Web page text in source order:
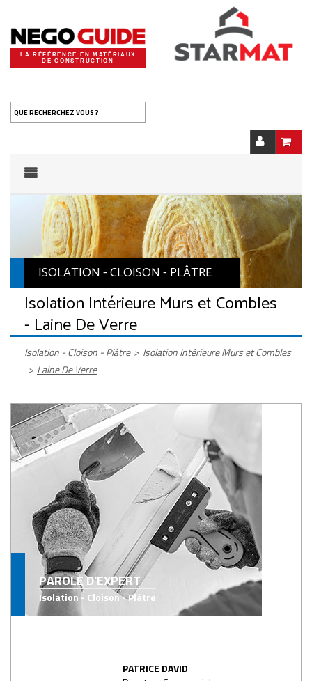
LA RÉFÉRENCE EN MATÉRIAUX
DE CONSTRUCTION
QUE RECHERCHEZ VOUS ?
ISOLATION - CLOISON - PLÂTRE
Isolation Intérieure Murs et Combles
- Laine De Verre
Isolation - Cloison - Plâtre > Isolation Intérieure Murs et Combles
> Laine De Verre
PAROLE D'EXPERT
Isolation - Cloison - Plâtre
PATRICE DAVID